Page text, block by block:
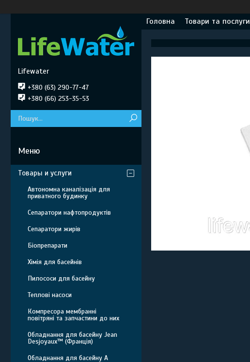
Головна Товари та послуги
Lifewater
+380 (63) 290-77-47
+380 (66) 253-35-53
Товары и услуги
Автономна каналізація для
приватного будинку
Сепаратори нафтопродуктів
Сепаратори жирів
Біопрепарати
Хімія для басейнів
Пилососи для басейну
Теплові насоси
Компресора мембранні
повітряні та запчастини до них
Обладнання для басейну Jean
Desjoyaux™ (Франція)
Обладнання для басейну A